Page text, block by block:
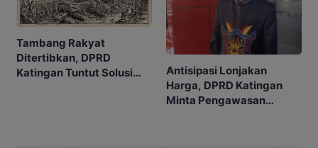
Tambang Rakyat
Ditertibkan, DPRD
Katingan Tuntut Solusi
Antisipasi Lonjakan
Harga, DPRD Katingan
Minta Pengawasan